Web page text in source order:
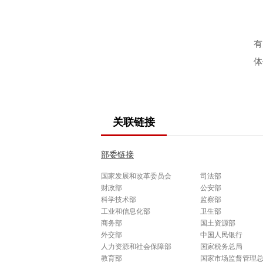
关联链接
部委链接
国家发展和改革委员会
财政部
科学技术部
工业和信息化部
商务部
外交部
人力资源和社会保障部
教育部
司法部
公安部
监察部
卫生部
国土资源部
中国人民银行
国家税务总局
国家市场监督管理